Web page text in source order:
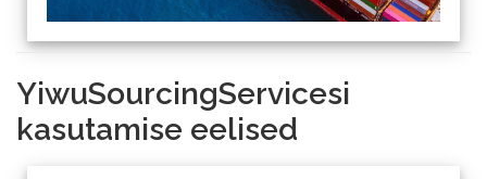
YiwuSourcingServicesi
kasutamise eelised